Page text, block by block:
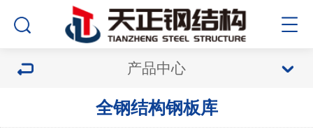
产品中心
全钢结构钢板库